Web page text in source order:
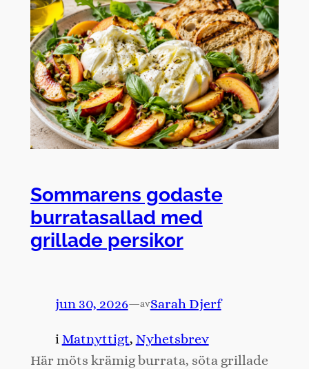
Sommarens godaste
burratasallad med
grillade persikor
jun 30, 2026—avSarah Djerf
i Matnyttigt, Nyhetsbrev
Här möts krämig burrata, söta grillade